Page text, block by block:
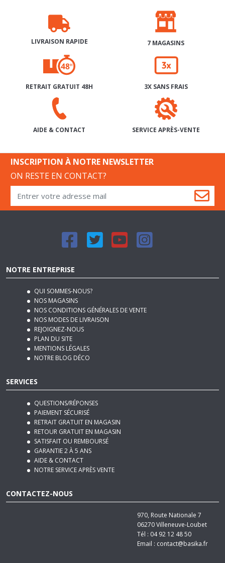
LIVRAISON RAPIDE 7 MAGASINS
RETRAIT GRATUIT 48H 3X SANS FRAIS
AIDE & CONTACT SERVICE APRÈS-VENTE
INSCRIPTION À NOTRE NEWSLETTER
ON RESTE EN CONTACT?
QUI SOMMES-NOUS?
NOS MAGASINS
NOS CONDITIONS GÉNÉRALES DE VENTE
NOS MODES DE LIVRAISON
REJOIGNEZ-NOUS
PLAN DU SITE
MENTIONS LÉGALES
NOTRE BLOG DÉCO
QUESTIONS/RÉPONSES
PAIEMENT SÉCURISÉ
RETRAIT GRATUIT EN MAGASIN
RETOUR GRATUIT EN MAGASIN
SATISFAIT OU REMBOURSÉ
GARANTIE 2 À 5 ANS
AIDE & CONTACT
NOTRE SERVICE APRÈS VENTE
970, Route Nationale 7
06270Villeneuve-Loubet
Tél :04 92 12 48 50
Email : contact@basika.fr